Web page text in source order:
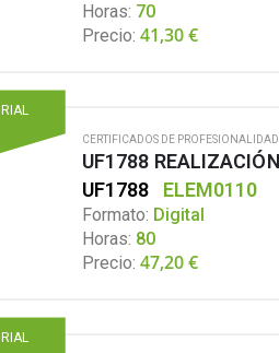
Horas: 70
Precio: 41,30€
CERTIFICADOS DE PROFESIONALIDAD
UF1788 ELEM0110
Formato: Digital
Horas: 80
Precio: 47,20€